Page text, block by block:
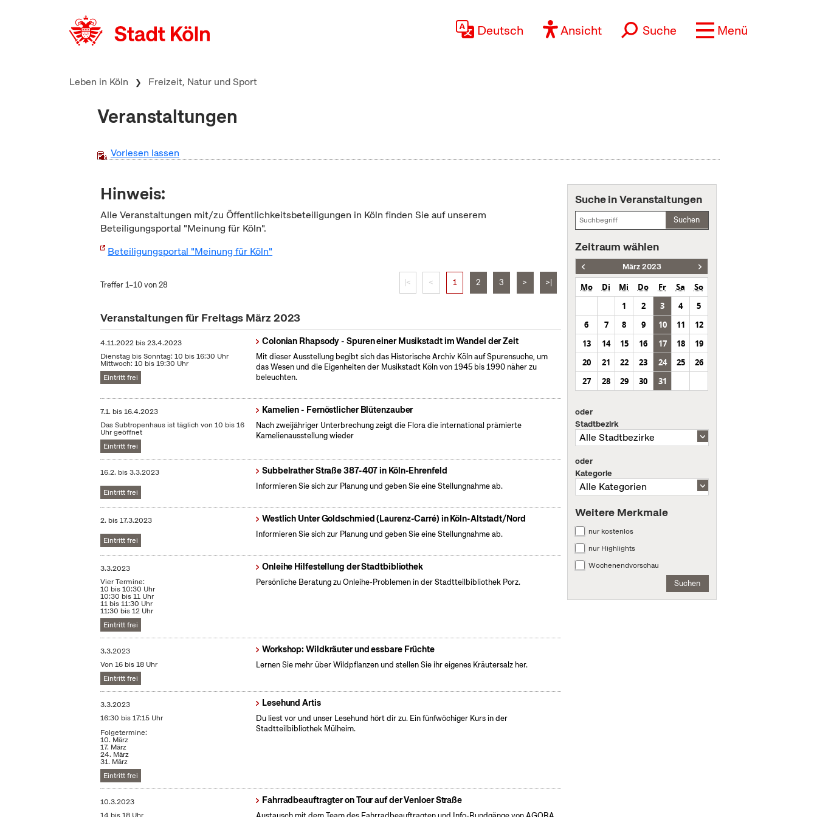
Deutsch Ansicht Suche Menü
Leben in Köln Freizeit, Natur und Sport
Veranstaltungen
Vorlesen lassen
Hinweis:
Alle Veranstaltungen mit/zu Öffentlichkeitsbeteiligungen in Köln finden Sie auf unserem
Beteiligungsportal "Meinung für Köln".
Beteiligungsportal "Meinung für Köln"
Treffer 1–10 von 28 |< < 1 2 3 > >|
Veranstaltungen für Freitags März 2023
4.11.2022 bis23.4.2023
Dienstag bis Sonntag: 10 bis 16:30 Uhr
Mittwoch: 10 bis 19:30 Uhr
Eintritt frei
Colonian Rhapsody - Spuren einer Musikstadt im Wandel der Zeit
Mit dieser Ausstellung begibt sich das Historische Archiv Köln auf Spurensuche, um
das Wesen und die Eigenheiten der Musikstadt Köln von 1945 bis 1990 näher zu
beleuchten.
7.1. bis16.4.2023
Das Subtropenhaus ist täglich von 10 bis 16
Uhr geöffnet
Eintritt frei
Kamelien - Fernöstlicher Blütenzauber
Nach zweijähriger Unterbrechung zeigt die Flora die international prämierte
Kamelienausstellung wieder
16.2. bis3.3.2023
Eintritt frei
Subbelrather Straße 387-407 in Köln-Ehrenfeld
Informieren Sie sich zur Planung und geben Sie eine Stellungnahme ab.
2. bis17.3.2023
Eintritt frei
Westlich Unter Goldschmied (Laurenz-Carré) in Köln-Altstadt/Nord
Informieren Sie sich zur Planung und geben Sie eine Stellungnahme ab.
3.3.2023
Vier Termine:
10 bis 10:30 Uhr
10:30 bis 11 Uhr
11 bis 11:30 Uhr
11:30 bis 12 Uhr
Eintritt frei
Onleihe Hilfestellung der Stadtbibliothek
Persönliche Beratung zu Onleihe-Problemen in der Stadtteilbibliothek Porz.
3.3.2023
Von 16 bis 18 Uhr
Eintritt frei
Workshop: Wildkräuter und essbare Früchte
Lernen Sie mehr über Wildpflanzen und stellen Sie ihr eigenes Kräutersalz her.
3.3.2023
16:30 bis 17:15 Uhr
Folgetermine:
10. März
17. März
24. März
31. März
Eintritt frei
Lesehund Artis
Du liest vor und unser Lesehund hört dir zu. Ein fünfwöchiger Kurs in der
Stadtteilbibliothek Mülheim.
10.3.2023
Fahrradbeauftragter on Tour auf der Venloer Straße
Suche in Veranstaltungen
Suchen
Zeitraum wählen
März 2023
Mo Di Mi Do Fr Sa
So
1
2 3 4
5
6
7 8 9 10 11
12
13
14 15 16 17 18
19
20
21 22 23 24 25
26
27
28 29 30 31
oder
Stadtbezirk
oder
Kategorie
Weitere Merkmale
nur kostenlos
nur Highlights
Wochenendvorschau
Suchen